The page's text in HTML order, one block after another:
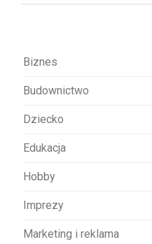
Biznes
Budownictwo
Dziecko
Edukacja
Hobby
Imprezy
Marketing i reklama